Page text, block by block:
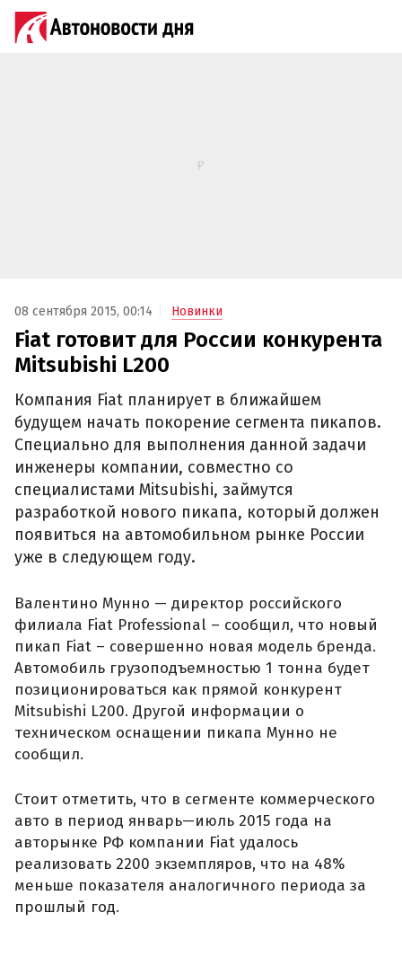
08 сентября 2015, 00:14 Новинки
Fiat готовит для России конкурента
Mitsubishi L200
Компания Fiat планирует в ближайшем
будущем начать покорение сегмента пикапов.
Специально для выполнения данной задачи
инженеры компании, совместно со
специалистами Mitsubishi, займутся
разработкой нового пикапа, который должен
появиться на автомобильном рынке России
уже в следующем году.
Валентино Мунно — директор российского
филиала Fiat Professional – сообщил, что новый
пикап Fiat – совершенно новая модель бренда.
Автомобиль грузоподъемностью 1 тонна будет
позиционироваться как прямой конкурент
Mitsubishi L200. Другой информации о
техническом оснащении пикапа Мунно не
сообщил.
Стоит отметить, что в сегменте коммерческого
авто в период январь—июль 2015 года на
авторынке РФ компании Fiat удалось
реализовать 2200 экземпляров, что на 48%
меньше показателя аналогичного периода за
прошлый год.